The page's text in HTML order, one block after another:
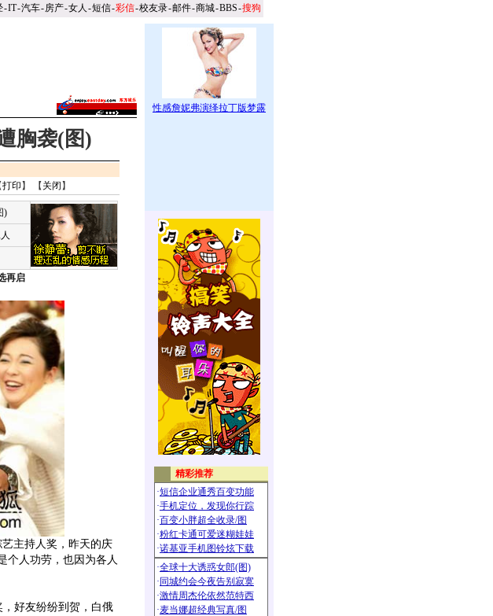
-IT-汽车-房产-女人 -短信-彩信-校友录-邮件-商城-BBS-搜狗
胸袭(图)
打印 】 【 关闭 】
)
再启
主持人奖，昨天的庆
个人功劳，也因为各人
好友纷纷到贺，白俄